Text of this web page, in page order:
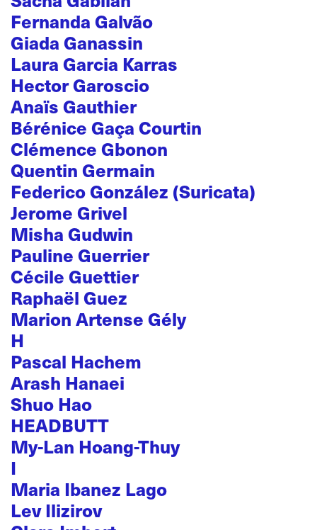
Fernanda Galvão
Giada Ganassin
Laura Garcia Karras
Hector Garoscio
Anaïs Gauthier
Bérénice Gaça Courtin
Clémence Gbonon
Quentin Germain
Federico González (Suricata)
Jerome Grivel
Misha Gudwin
Pauline Guerrier
Cécile Guettier
Raphaël Guez
Marion Artense Gély
H
Pascal Hachem
Arash Hanaei
Shuo Hao
HEADBUTT
My-Lan Hoang-Thuy
I
Maria Ibanez Lago
Lev Ilizirov